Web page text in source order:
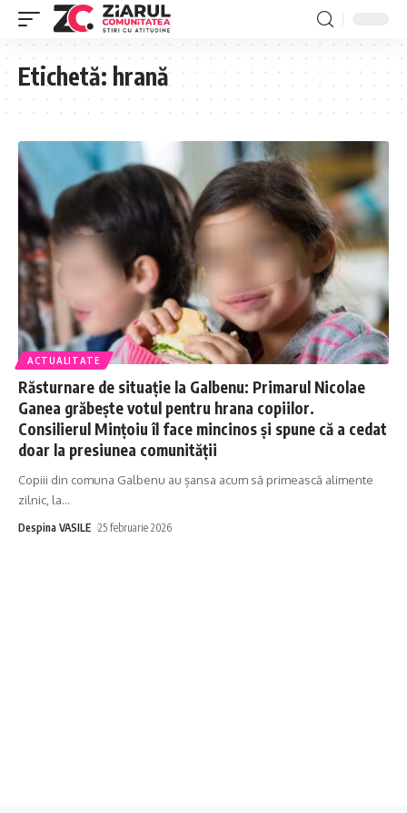
Etichetă: hrană
ACTUALITATE
Răsturnare de situație la Galbenu: Primarul Nicolae
Ganea grăbește votul pentru hrana copiilor.
Consilierul Mințoiu îl face mincinos și spune că a cedat
doar la presiunea comunității
Copiii din comuna Galbenu au șansa acum să primească alimente
zilnic, la…
Despina VASILE 25 februarie 2026